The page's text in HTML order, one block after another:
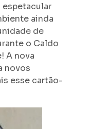
espetacular
ainda
de
o Caldo
A nova
novos
esse cartão-